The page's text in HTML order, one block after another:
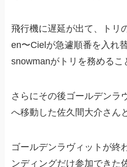
飛行機に遅延が出て、トリ
en〜Cielが急遽順番を入れ
snowmanがトリを務めるこ
さらにその後ゴールデンラ
へ移動した佐久間大介さん
ゴールデンラヴィットが終
ンディングだけ参加できた